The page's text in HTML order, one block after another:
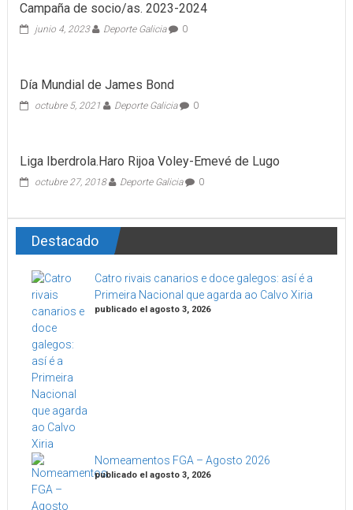
Campaña de socio/as. 2023-2024
junio 4, 2023 Deporte Galicia 0
Día Mundial de James Bond
octubre 5, 2021 Deporte Galicia 0
Liga Iberdrola.Haro Rijoa Voley-Emevé de Lugo
octubre 27, 2018 Deporte Galicia 0
Destacado
Catro rivais canarios e doce galegos: así é a
Primeira Nacional que agarda ao Calvo Xiria
publicado el agosto 3, 2026
Nomeamentos FGA – Agosto 2026
publicado el agosto 3, 2026